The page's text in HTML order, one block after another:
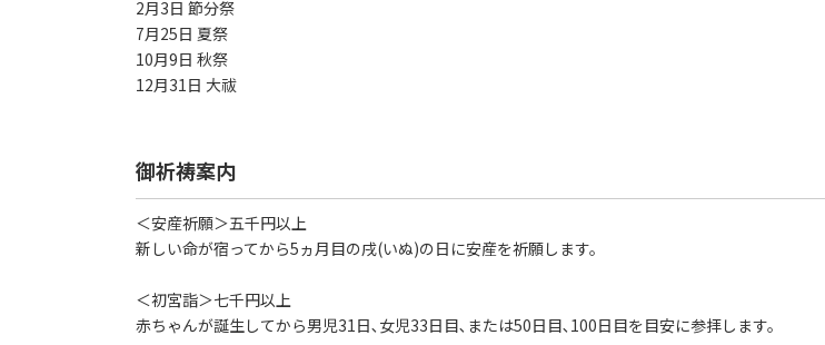
2月3日 節分祭
7月25日 夏祭
10月9日 秋祭
12月31日 大祓
御祈祷案内
＜安産祈願＞五千円以上
新しい命が宿ってから5ヵ月目の戌(いぬ)の日に安産を祈願します。
＜初宮詣＞七千円以上
赤ちゃんが誕生してから男児31日､女児33日目､または50日目､100日目を目安に参拝します。